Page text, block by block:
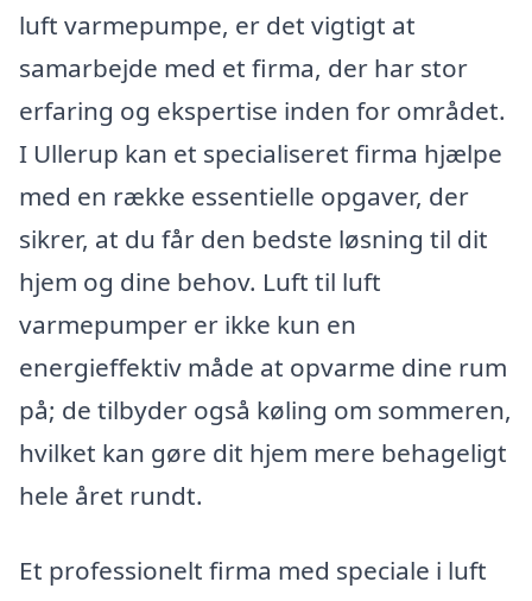
luft varmepumpe, er det vigtigt at
samarbejde med et firma, der har stor
erfaring og ekspertise inden for området.
I Ullerup kan et specialiseret firma hjælpe
med en række essentielle opgaver, der
sikrer, at du får den bedste løsning til dit
hjem og dine behov. Luft til luft
varmepumper er ikke kun en
energieffektiv måde at opvarme dine rum
på; de tilbyder også køling om sommeren,
hvilket kan gøre dit hjem mere behageligt
hele året rundt.
Et professionelt firma med speciale i luft